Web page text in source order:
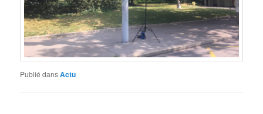
Publié dansActu